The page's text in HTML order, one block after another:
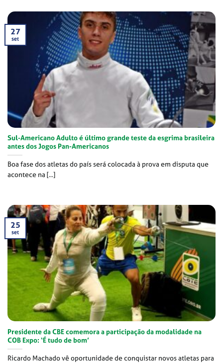
Sul-Americano Adulto é último grande teste da esgrima brasileira
antes dos Jogos Pan-Americanos
Boa fase dos atletas do país será colocada à prova em disputa que
acontece na [...]
27
set
Presidente da CBE comemora a participação da modalidade na
COB Expo: ‘É tudo de bom’
Ricardo Machado vê oportunidade de conquistar novos atletas para
25
set